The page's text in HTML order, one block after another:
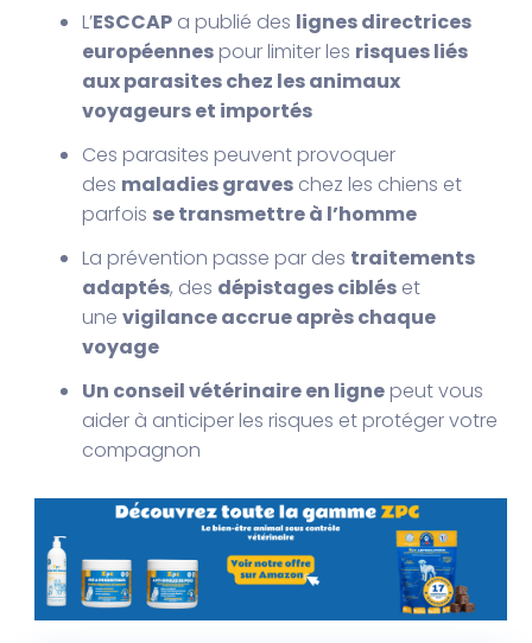
L’ESCCAP a publié des lignes directrices
européennes pour limiter les risques liés
aux parasites chez les animaux
voyageurs et importés
Ces parasites peuvent provoquer
des maladies graves chez les chiens et
parfois se transmettre à l’homme
La prévention passe par des traitements
adaptés, des dépistages ciblés et
unevigilance accrue après chaque
voyage
Un conseil vétérinaire en ligne peut vous
aider à anticiper les risques et protéger votre
compagnon